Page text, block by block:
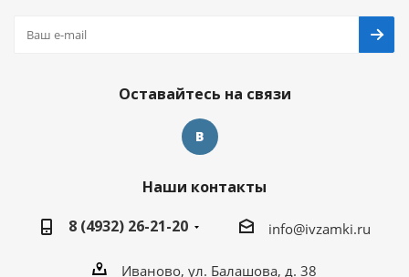
Оставайтесь на связи
Наши контакты
8 (4932) 26-21-20
info@ivzamki.ru
Иваново, ул. Балашова, д. 38